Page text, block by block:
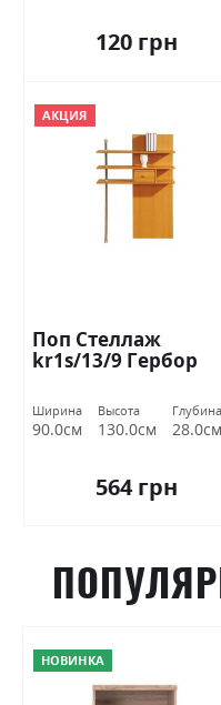
120 грн
АКЦИЯ
Поп Стеллаж
kr1s/13/9 Гербор
Ширина
90.0см
Высота
130.0см
Глубина
28.0см
564 грн
НОВИНКА